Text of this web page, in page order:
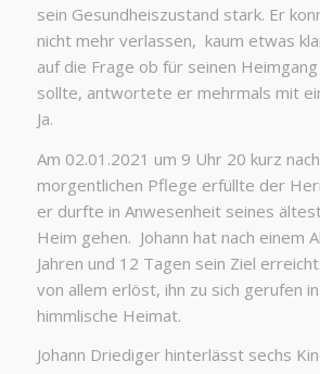
sein Gesundheiszustand stark. Er
nicht mehr verlassen, kaum etwas
auf die Frage ob für seinen
sollte, antwortete er mehrmals mit
Ja.
Am 02.01.2021 um 9 Uhr 20 kurz
morgentlichen Pflege erfüllte der
er durfte in Anwesenheit seines
Heim gehen. Johann hat nach einem
Jahren und 12 Tagen sein Ziel
von allem erlöst, ihn zu sich gerufen
himmlische Heimat.
Johann Driediger hinterlässt sechs